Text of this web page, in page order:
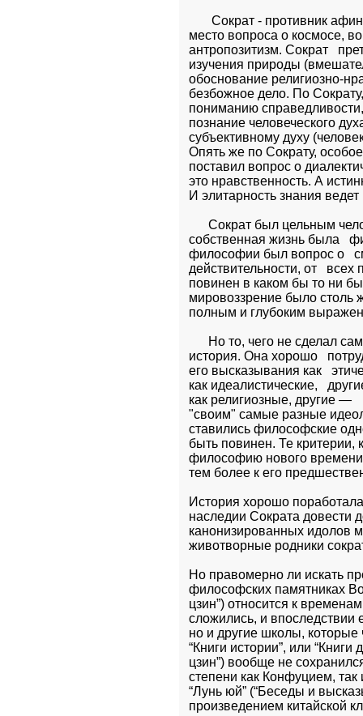
Сократ - противник
место вопроса о космосе,
антропозитизм. Сократ
изучения природы
обоснование религиозно-
безбожное дело. По
пониманию справедливости,
познание человеческого
субъективному духу
Опять же по Сократу,
поставил вопрос о
это нравственность. А
И элитарность знания ведет
Сократ был цельным
собственная жизнь была
философии был вопрос о
действительности, от
повинен в каком бы то ни
мировоззрение было столь
полным и глубоким
Но то, чего не сделал сам
история. Она хорошо
его высказывания как
как идеалистические,
как религиозные, другие —
"своим" самые разные
ставились философские
быть повинен. Те критерии,
философию нового времени
тем более к его
История хорошо
наследии Сократа довести
канонизированных идолов
животворные родники
Но правомерно ли искать
философских памятниках
цзин”) относится к
сложились, и впоследствии
но и другие школы,
“Книги истории”, или “Книги
цзин”) вообще не
степени как Конфуцием,
“Лунь юй” (“Беседы и
произведением китайской